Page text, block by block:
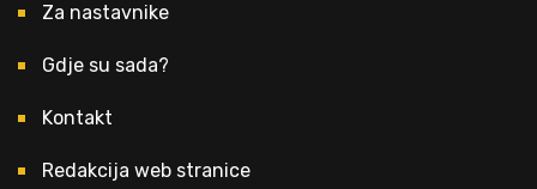
Za nastavnike
Gdje su sada?
Kontakt
Redakcija web stranice